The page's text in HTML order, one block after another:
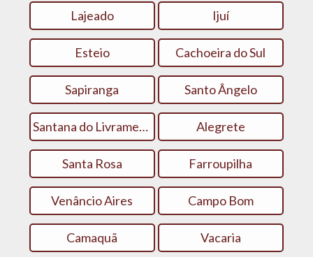
Lajeado Ijuí
Esteio Cachoeira do Sul
Sapiranga Santo Ângelo
Santana do Livramento Alegrete
Santa Rosa Farroupilha
Venâncio Aires Campo Bom
Camaquã Vacaria